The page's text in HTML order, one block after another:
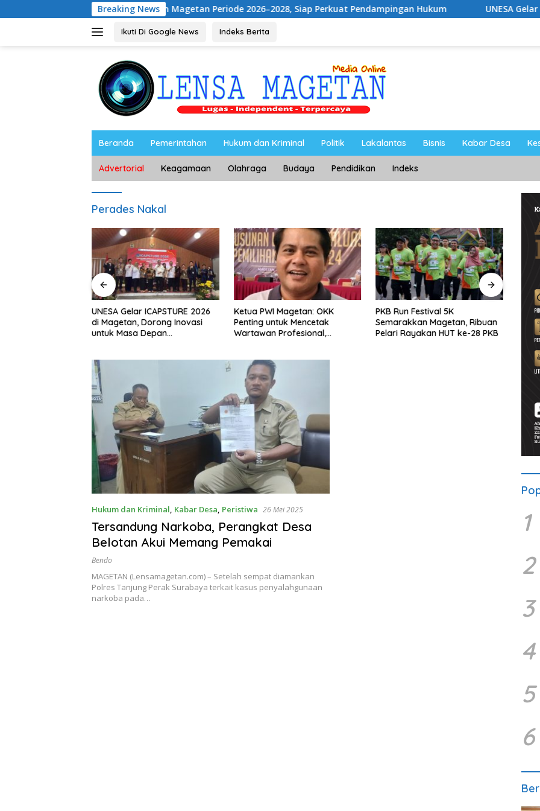
ke
Breaking News
Nahkodai BPC Peradin Magetan Periode 2026–2028, Siap Perkuat Pendampingan Hukum UNESA Gelar ICAPSTURE
Ikuti Di Google News Indeks Berita
Beranda Pemerintahan Hukum dan Kriminal Politik Lakalantas Bisnis Kabar Desa
Advertorial Keagamaan Olahraga Budaya Pendidikan Indeks
Perades Nakal
UNESA Gelar ICAPSTURE 2026
di Magetan, Dorong Inovasi
untuk Masa Depan
Ketua PWI Magetan: OKK
Penting untuk Mencetak
Wartawan Profesional,
PKB Run Festival 5K
Semarakkan Magetan, Ribuan
Pelari Rayakan HUT ke-28 PKB
Hukum dan Kriminal, Kabar Desa, Peristiwa 26 Mei 2025
Tersandung Narkoba, Perangkat Desa
Belotan Akui Memang Pemakai
Bendo
MAGETAN (Lensamagetan.com) – Setelah sempat diamankan
Polres Tanjung Perak Surabaya terkait kasus penyalahgunaan
narkoba pada…
1
2
3
4
5
6